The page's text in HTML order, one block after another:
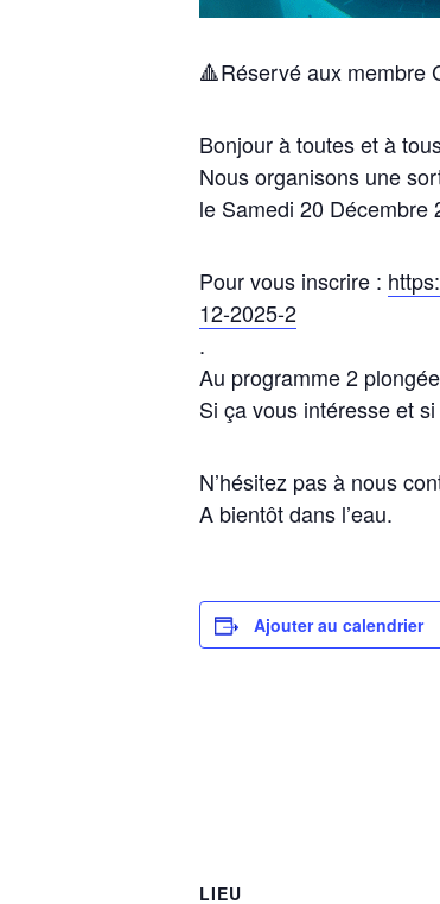
🔺Réservé aux membre
Bonjour à toutes et à
Nous organisons une
le Samedi 20 Décembre
Pour vous inscrire :
12-2025-2
.
Au programme 2
Si ça vous intéresse et
N’hésitez pas à nous
A bientôt dans l’eau.
Ajouter au calendrier
LIEU